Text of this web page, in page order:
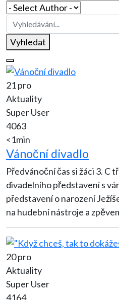
Vyhledat
21 pro
Aktuality
Super User
4063
<1min
Vánoční divadlo
Předvánoční čas si žáci 3. C
divadelního představení s vánoční
představení o narození
na hudební nástroje a
20 pro
Aktuality
Super User
4164